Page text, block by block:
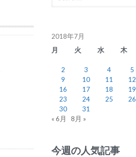
2018年7月
月
火 水 木
2
3 4 5
9
10 11 12
16
17 18 19
23
24 25 26
30
31
« 6月
8月 »
今週の人気記事